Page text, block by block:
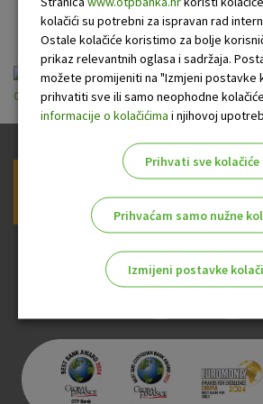
i
Sažetak izmjena Općih
on-line bankarstva SMS-a i
kolačići su potrebni za ispravan rad
Ostale kolačiće koristimo za bolje
prikaz relevantnih oglasa i sadržaja.
možete promijeniti na "Izmjeni postavke
prihvatiti sve ili samo neophodne
informacije o kolačićima i njihovoj
Prihvati sve kolačiće
Prihvaćam samo nužne
Izmijeni postavke